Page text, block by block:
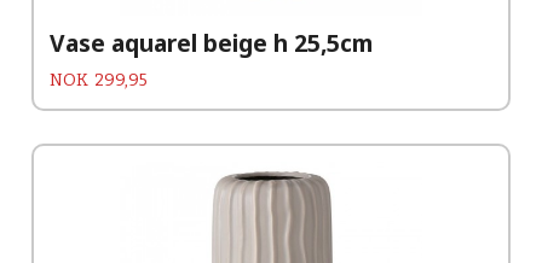
Vase aquarel beige h 25,5cm
Pris
NOK 299,95